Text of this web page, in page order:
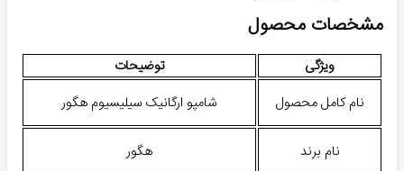
مشخصات محصول
ویژگی
توضیحات
نام کامل محصول
شامپو ارگانیک سیلیسیوم هگور
نام برند هگور